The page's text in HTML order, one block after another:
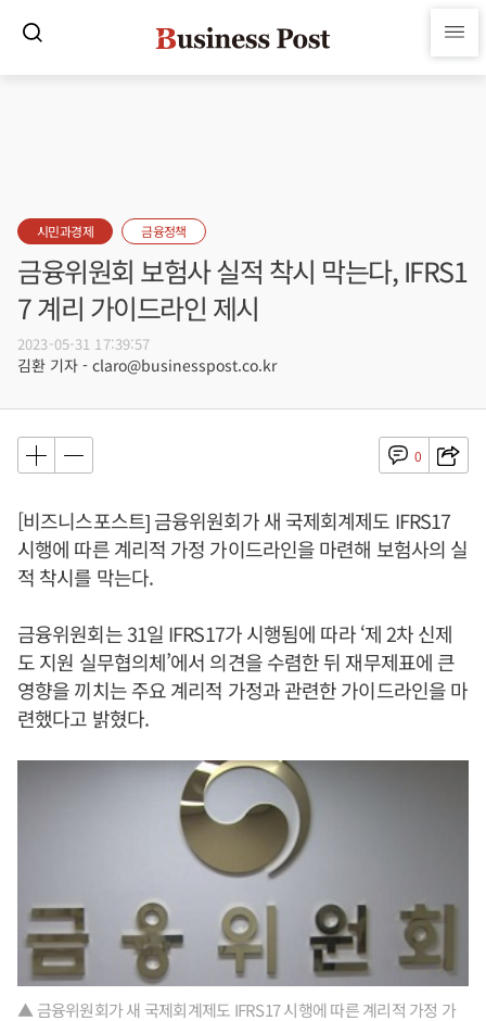
시민과경제 금융정책
금융위원회 보험사 실적 착시 막는다, IFRS1
7 계리 가이드라인 제시
2023-05-31 17:39:57
김환 기자 - claro@businesspost.co.kr
0
[비즈니스포스트] 금융위원회가 새 국제회계제도 IFRS17
시행에 따른 계리적 가정 가이드라인을 마련해 보험사의 실
적 착시를 막는다.
금융위원회는 31일 IFRS17가 시행됨에 따라 ‘제 2차 신제
도 지원 실무협의체’에서 의견을 수렴한 뒤 재무제표에 큰
영향을 끼치는 주요 계리적 가정과 관련한 가이드라인을 마
련했다고 밝혔다.
▲ 금융위원회가 새 국제회계제도 IFRS17 시행에 따른 계리적 가정 가